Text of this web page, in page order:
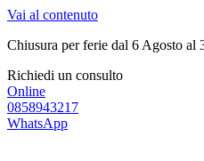
Vai al contenuto
Chiusura per ferie dal 6 Agosto al
Richiedi un consulto
Online
0858943217
WhatsApp